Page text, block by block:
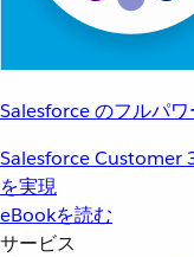
Salesforce のフルパ
Salesforce Customer
を実現
eBookを読む
サービス